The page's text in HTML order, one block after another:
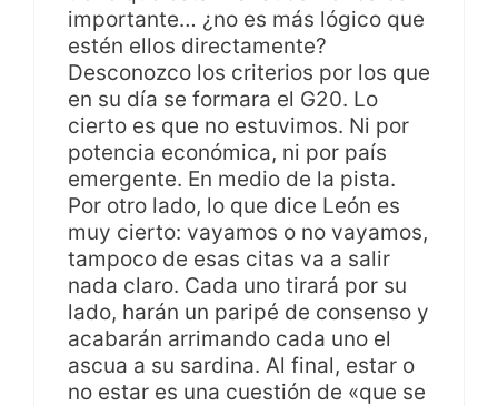
importante… ¿no es más lógico que
estén ellos directamente?
Desconozco los criterios por los que
en su día se formara el G20. Lo
cierto es que no estuvimos. Ni por
potencia económica, ni por país
emergente. En medio de la pista.
Por otro lado, lo que dice León es
muy cierto: vayamos o no vayamos,
tampoco de esas citas va a salir
nada claro. Cada uno tirará por su
lado, harán un paripé de consenso y
acabarán arrimando cada uno el
ascua a su sardina. Al final, estar o
no estar es una cuestión de «que se